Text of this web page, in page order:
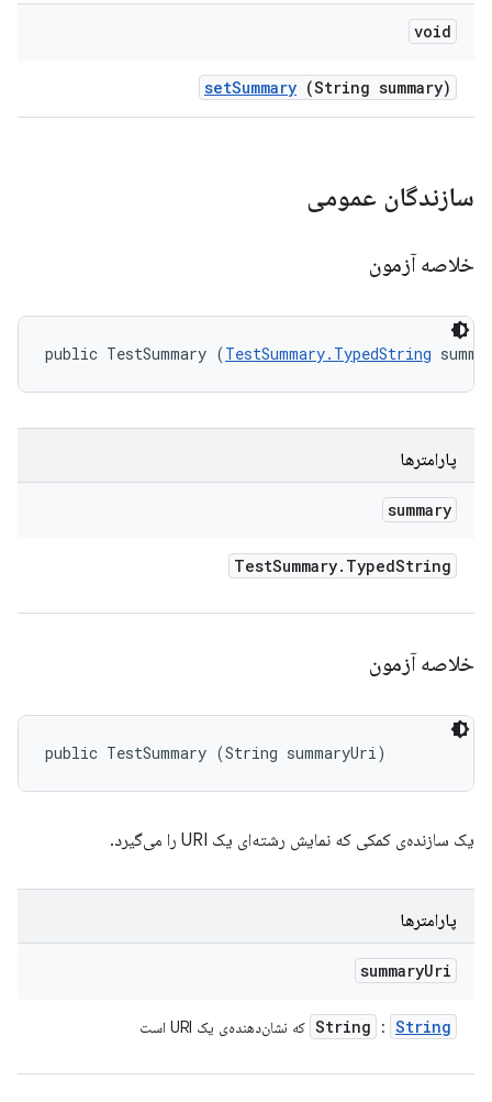
void
setSummary (String summary)
سازندگان عمومی
خلاصه آزمون
public TestSummary (TestSummary.TypedString
پارامترها
summary
TestSummary. TypedString
خلاصه آزمون
public TestSummary (String summaryUri)
یک سازنده‌ی کمکی که نمایش رشته‌ای یک URI را می‌گیرد.
پارامترها
summaryUri
String : String که نشان‌دهنده‌ی یک URI است